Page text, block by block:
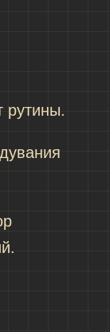
рутины.